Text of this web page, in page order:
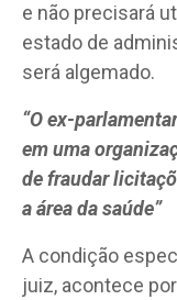
e não precisará
estado de
será algemado.
“O ex-
em uma
de fraudar
a área da saúde”
A condição
juiz, acontece